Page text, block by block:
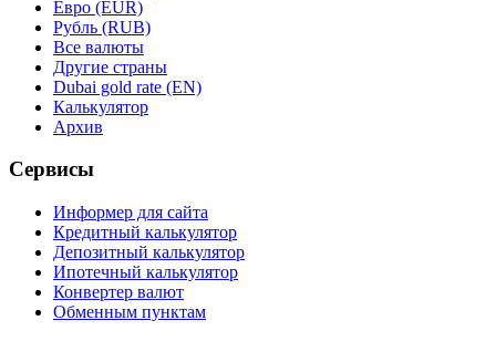
Евро (EUR)
Рубль (RUB)
Все валюты
Другие страны
Dubai gold rate (EN)
Калькулятор
Архив
Сервисы
Информер для сайта
Кредитный калькулятор
Депозитный калькулятор
Ипотечный калькулятор
Конвертер валют
Обменным пунктам